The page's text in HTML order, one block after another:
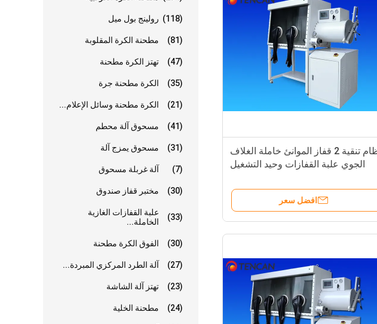
رولينج بول ميل (118)
مطحنة الكرة المقلوبة (81)
تهتز الكرة مطحنة (47)
الكرة مطحنة جرة (35)
الكرة مطحنة وسائل الإعلام... (21)
مسحوق آلة محطم (41)
مسحوق يمزج آلة (31)
آلة غربلة مسحوق (7)
مختبر قفاز صندوق (30)
علبة القفازات الغازية
الخاملة...
(33)
الفوق الكرة مطحنة (30)
آلة الطرد المركزي المبردة... (27)
تهتز آلة الشاشة (23)
مطحنة الخلية (24)
نظام تنقية 2 قفاز الموانئ خاملة الغلاف
الجوي علبة القفازات وحيد التشغيل
افضل سعر